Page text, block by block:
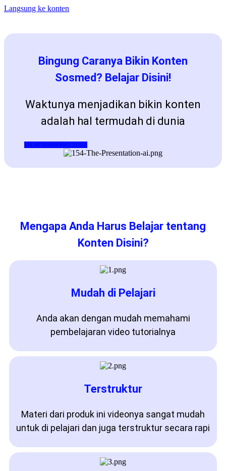
Langsung ke konten
Bingung Caranya Bikin Konten
Sosmed? Belajar Disini!
Waktunya menjadikan bikin konten
adalah hal termudah di dunia
Mengapa Anda Harus Belajar tentang
Konten Disini?
Mudah di Pelajari
Anda akan dengan mudah memahami
pembelajaran video tutorialnya
Terstruktur
Materi dari produk ini videonya sangat mudah
untuk di pelajari dan juga terstruktur secara rapi